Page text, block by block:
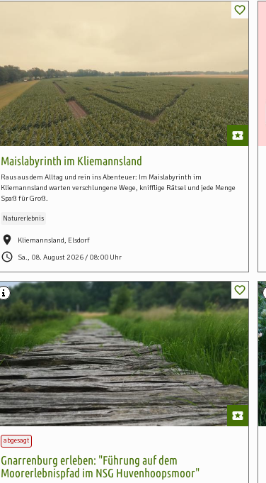
Maislabyrinth im Kliemannsland
Raus aus dem Alltag und rein ins Abenteuer: Im Maislabyrinth im
Kliemannsland warten verschlungene Wege, knifflige Rätsel und jede Menge
Spaß für Groß.
Kliemannsland, Elsdorf
Sa., 08. August 2026 / 08:00 Uhr
Naturerlebnis
abgesagt
Gnarrenburg erleben: "Führung auf dem
Moorerlebnispfad im NSG Huvenhoopsmoor"